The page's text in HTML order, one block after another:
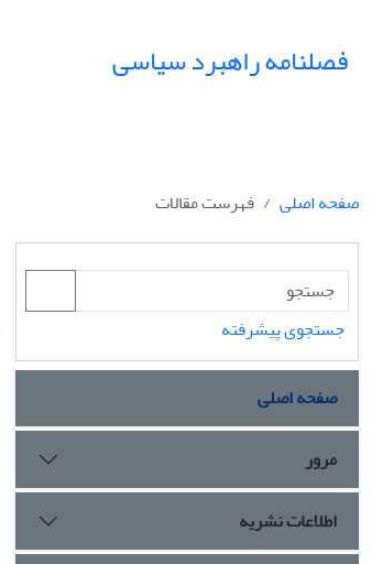
فصلنامه راهبرد سیاسی
صفحه اصلی
فهرست مقالات
جستجوی پیشرفته
صفحه اصلی
مرور
اطلاعات نشریه